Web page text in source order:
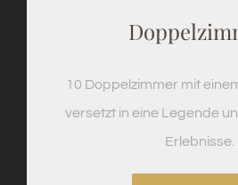
10 Doppelzimmer mit
versetzt in eine Legende
Erlebnisse.